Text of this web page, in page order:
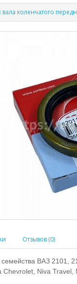
коленчатого
Отзывов (0)
ВАЗ 2101,
Chevrolet, Niva